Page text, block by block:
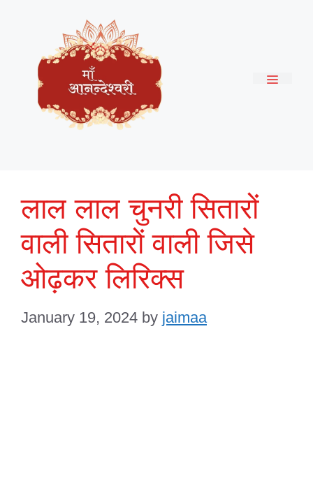
content
लाल लाल चुनरी सितारों
वाली सितारों वाली जिसे
ओढ़कर लिरिक्स
January 19, 2024 by jaimaa